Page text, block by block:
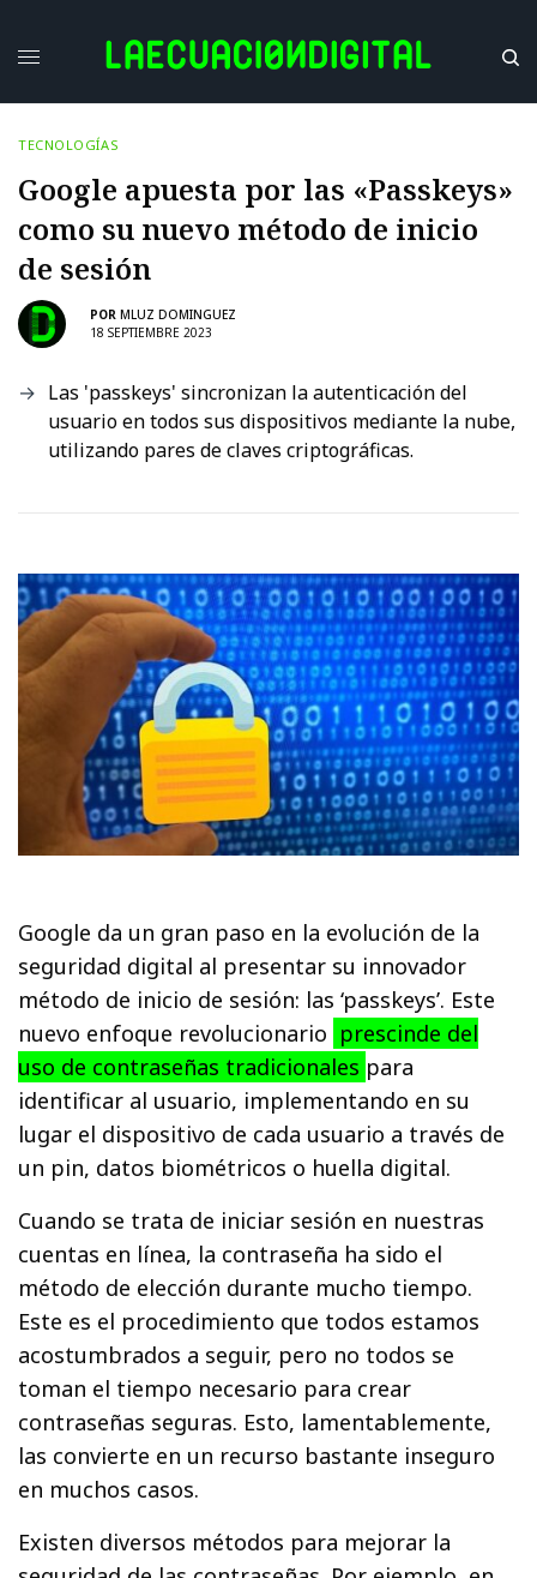
TECNOLOGÍAS
Google apuesta por las «Passkeys»
como su nuevo método de inicio
de sesión
POR MLUZ DOMINGUEZ
18 SEPTIEMBRE 2023
Las 'passkeys' sincronizan la autenticación del
usuario en todos sus dispositivos mediante la nube,
utilizando pares de claves criptográficas.
Google da un gran paso en la evolución de la
seguridad digital al presentar su innovador
método de inicio de sesión: las ‘passkeys’. Este
nuevo enfoque revolucionario prescinde del
uso de contraseñas tradicionales para
identificar al usuario, implementando en su
lugar el dispositivo de cada usuario a través de
un pin, datos biométricos o huella digital.
Cuando se trata de iniciar sesión en nuestras
cuentas en línea, la contraseña ha sido el
método de elección durante mucho tiempo.
Este es el procedimiento que todos estamos
acostumbrados a seguir, pero no todos se
toman el tiempo necesario para crear
contraseñas seguras. Esto, lamentablemente,
las convierte en un recurso bastante inseguro
en muchos casos.
Existen diversos métodos para mejorar la